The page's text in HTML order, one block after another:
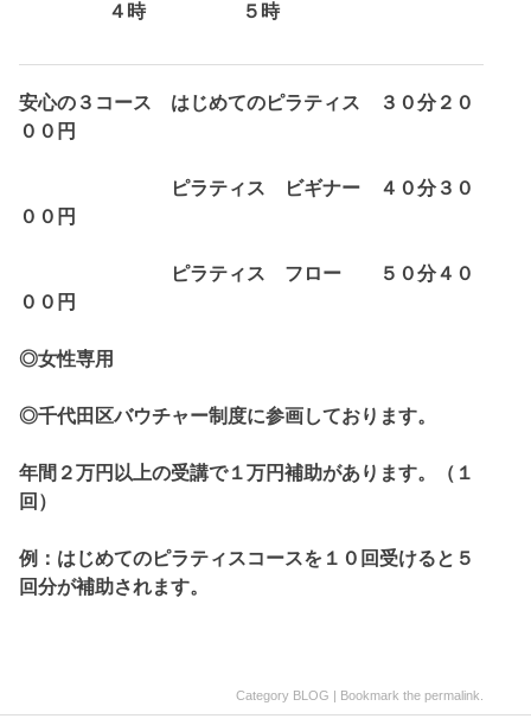
４時
５時
安心の３コース はじめてのピラティス ３０分２０
００円
ピラティス ビギナー ４０分３０
００円
ピラティス フロー ５０分４０
００円
◎女性専用
◎千代田区バウチャー制度に参画しております。
年間２万円以上の受講で１万円補助があります。（１
回）
例：はじめてのピラティスコースを１０回受けると５
回分が補助されます。
Category BLOG | Bookmark the permalink